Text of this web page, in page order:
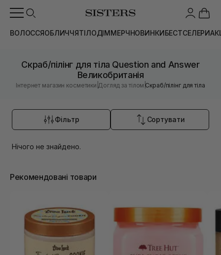
ВОЛОССЯОБЛИЧЧЯТІЛОДІММЕРЧНОВИНКИБЕСТСЕЛЕРИ
Скраб/пілінг для тіла Question and Answer
Великобританія
Інтернет магазин косметики |Догляд за тілом |Скраб/пілінг для тіла
Фільтр Сортувати
Нічого не знайдено.
Рекомендовані товари